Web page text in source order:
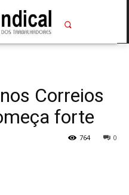
Correios
forte
0
764